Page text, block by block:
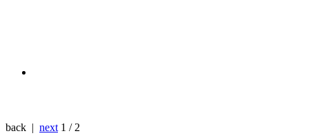
back | next 1 / 2